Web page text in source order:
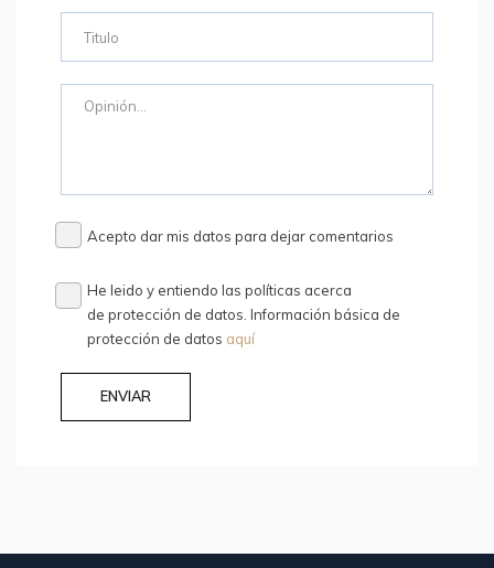
Acepto dar mis datos para dejar comentarios
He leido y entiendo las políticas acerca
de protección de datos. Información básica de
protección de datos aquí
ENVIAR